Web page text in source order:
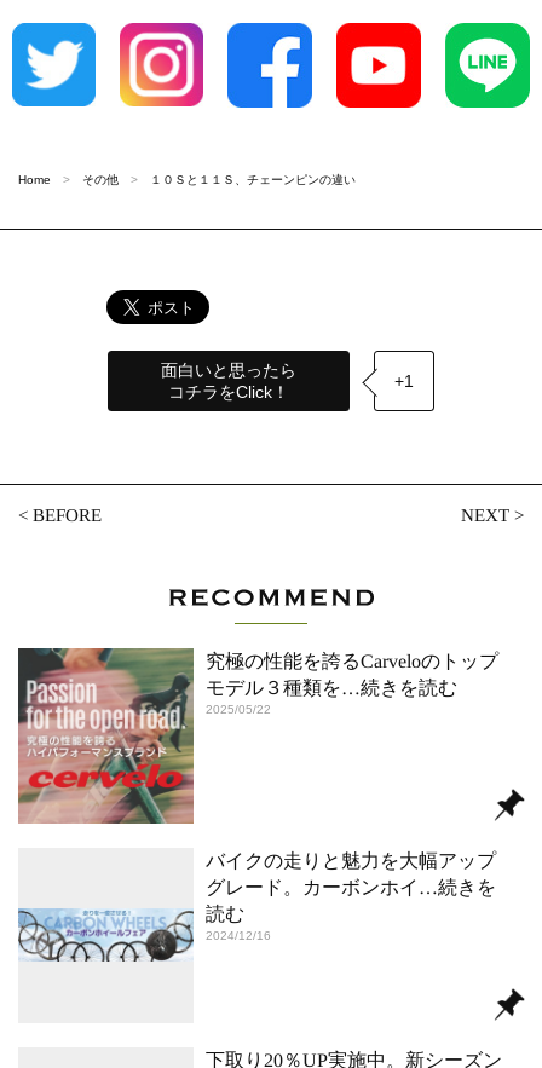
Home その他 １０Ｓと１１Ｓ、チェーンピンの違い
面白いと思ったら
コチラをClick！
+1
<BEFORE NEXT>
究極の性能を誇るCarveloのトップ
モデル３種類を…続きを読む
2025/05/22
バイクの走りと魅力を大幅アップ
グレード。カーボンホイ …続きを
読む
2024/12/16
下取り20％UP実施中。新シーズン